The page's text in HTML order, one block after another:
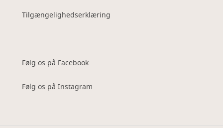
Tilgængelighedserklæring
Følg os på Facebook
Følg os på Instagram